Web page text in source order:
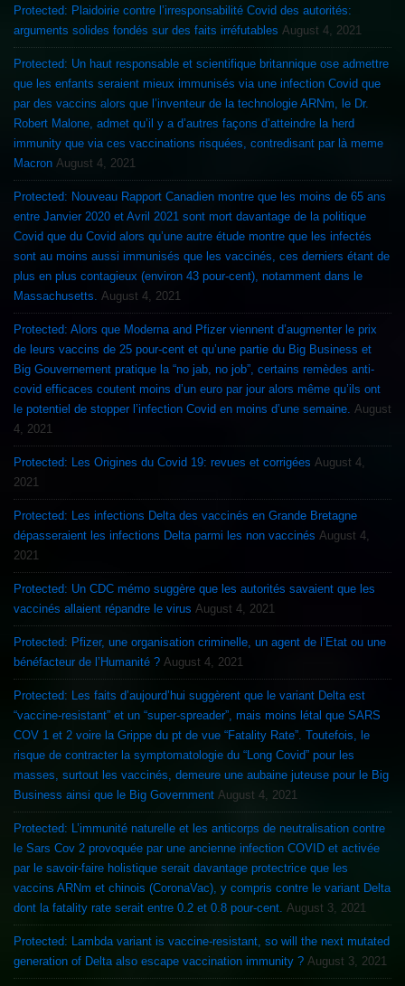
Protected: Plaidoirie contre l’irresponsabilité Covid des autorités:
arguments solides fondés sur des faits irréfutables August 4, 2021
Protected: Un haut responsable et scientifique britannique ose admettre
que les enfants seraient mieux immunisés via une infection Covid que
par des vaccins alors que l’inventeur de la technologie ARNm, le Dr.
Robert Malone, admet qu’il y a d’autres façons d’atteindre la herd
immunity que via ces vaccinations risquées, contredisant par là meme
Macron August 4, 2021
Protected: Nouveau Rapport Canadien montre que les moins de 65 ans
entre Janvier 2020 et Avril 2021 sont mort davantage de la politique
Covid que du Covid alors qu’une autre étude montre que les infectés
sont au moins aussi immunisés que les vaccinés, ces derniers étant de
plus en plus contagieux (environ 43 pour-cent), notamment dans le
Massachusetts.
August 4, 2021
Protected: Alors que Moderna and Pfizer viennent d’augmenter le prix
de leurs vaccins de 25 pour-cent et qu’une partie du Big Business et
Big Gouvernement pratique la “no jab, no job”, certains remèdes anti-
covid efficaces coutent moins d’un euro par jour alors même qu’ils ont
le potentiel de stopper l’infection Covid en moins d’une semaine. August
4, 2021
Protected: Les Origines du Covid 19: revues et corrigées August 4,
2021
Protected: Les infections Delta des vaccinés en Grande Bretagne
dépasseraient les infections Delta parmi les non vaccinés August 4,
2021
Protected: Un CDC mémo suggère que les autorités savaient que les
vaccinés allaient répandre le virus August 4, 2021
Protected: Pfizer, une organisation criminelle, un agent de l’Etat ou une
bénéfacteur de l’Humanité ? August 4, 2021
Protected: Les faits d’aujourd’hui suggèrent que le variant Delta est
“vaccine-resistant” et un “super-spreader”, mais moins létal que SARS
COV 1 et 2 voire la Grippe du pt de vue “Fatality Rate”. Toutefois, le
risque de contracter la symptomatologie du “Long Covid” pour les
masses, surtout les vaccinés, demeure une aubaine juteuse pour le Big
Business ainsi que le Big Government August 4, 2021
Protected: L’immunité naturelle et les anticorps de neutralisation contre
le Sars Cov 2 provoquée par une ancienne infection COVID et activée
par le savoir-faire holistique serait davantage protectrice que les
vaccins ARNm et chinois (CoronaVac), y compris contre le variant Delta
dont la fatality rate serait entre 0.2 et 0.8 pour-cent. August 3, 2021
Protected: Lambda variant is vaccine-resistant, so will the next mutated
generation of Delta also escape vaccination immunity ? August 3, 2021